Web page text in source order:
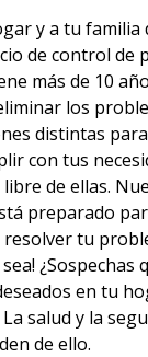
y a tu familia
de control de
más de 10
los
distintas
con tus
de ellas.
preparado
tu
¿Sospechas
en tu
salud y la
de ello.